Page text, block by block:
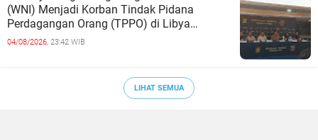
(WNI) Menjadi Korban Tindak Pidana
Perdagangan Orang (TPPO) di Libya
Berhasil Dipulangkan Ke - Indonesia. Mereka
04/08/2026, 23:42 WIB
LIHAT SEMUA